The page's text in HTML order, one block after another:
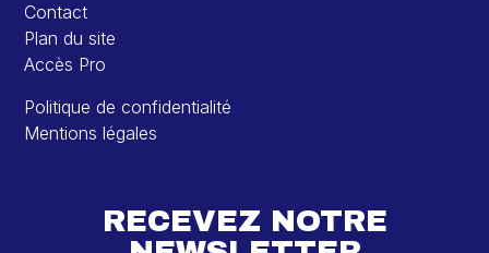
Contact
Plan du site
Accès Pro
Politique de confidentialité
Mentions légales
RECEVEZ NOTRE